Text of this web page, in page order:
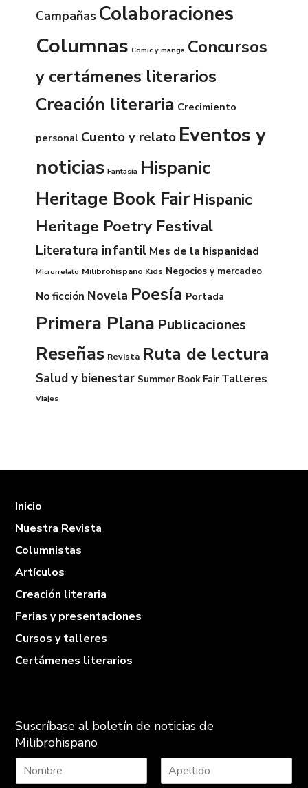
Campañas Colaboraciones
Columnas Comic y manga Concursos
y certámenes literarios
Creación literaria Crecimiento
personal Cuento y relato Eventos y
noticias Fantasía Hispanic
Heritage Book FairHispanic
Heritage Poetry Festival
Literatura infantil Mes de la hispanidad
Microrrelato Milibrohispano Kids Negocios y mercadeo
No ficción Novela Poesía Portada
Primera Plana Publicaciones
Reseñas Revista Ruta de lectura
Salud y bienestar Summer Book Fair Talleres
Viajes
Inicio
Nuestra Revista
Columnistas
Artículos
Creación literaria
Ferias y presentaciones
Cursos y talleres
Certámenes literarios
Suscríbase al boletín de noticias de
Milibrohispano